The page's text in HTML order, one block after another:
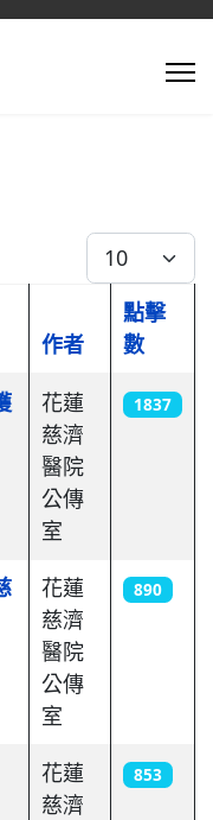
每頁顯示條數
作者
點擊
數
花蓮
慈濟
醫院
公傳
室
1837
花蓮
慈濟
醫院
公傳
室
890
花蓮
慈濟
853